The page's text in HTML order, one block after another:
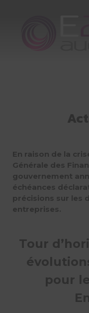
En raison de la
Générale des
gouvernement
échéances
précisions sur les
entreprises.
Tour
pour